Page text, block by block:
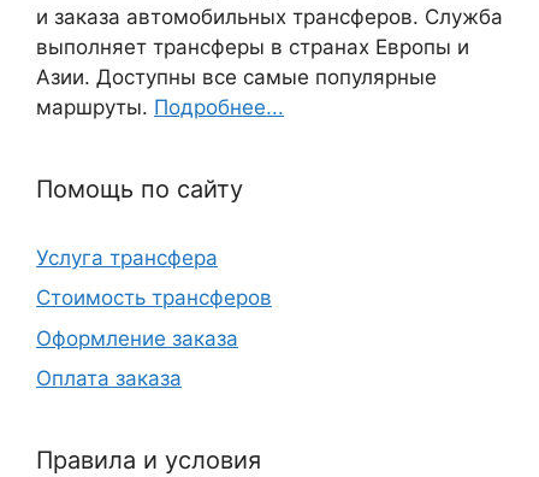
и заказа автомобильных трансферов. Служба
выполняет трансферы в странах Европы и
Азии. Доступны все самые популярные
маршруты. Подробнее...
Помощь по сайту
Услуга трансфера
Стоимость трансферов
Оформление заказа
Оплата заказа
Правила и условия